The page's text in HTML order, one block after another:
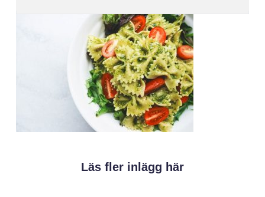
Läs fler inlägg här